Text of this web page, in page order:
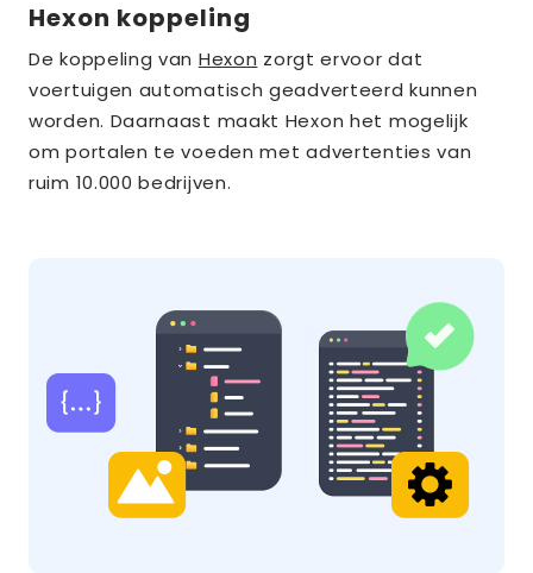
Hexon koppeling
De koppeling van Hexon zorgt ervoor dat
voertuigen automatisch geadverteerd kunnen
worden. Daarnaast maakt Hexon het mogelijk
om portalen te voeden met advertenties van
ruim 10.000 bedrijven.